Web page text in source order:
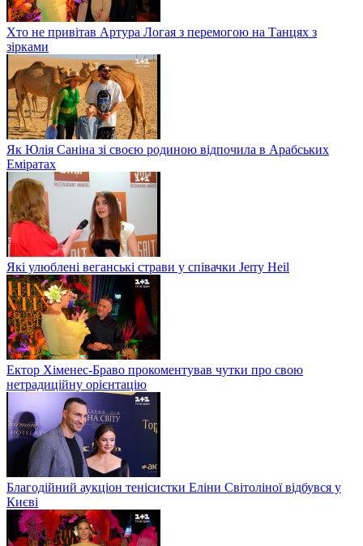
Хто не привітав Артура Логая з перемогою на Танцях з
зірками
Як Юлія Саніна зі своєю родиною відпочила в Арабських
Еміратах
Які улюблені веганські страви у співачки Jerry Heil
Ектор Хіменес-Браво прокоментував чутки про свою
нетрадиційну орієнтацію
Благодійний аукціон тенісистки Еліни Світоліної відбувся у
Києві